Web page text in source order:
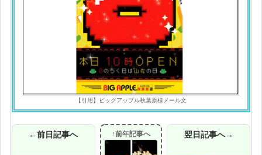
【引用】ビッグアップル秋葉原様メール文
←前日記事へ ↑前年記事へ 翌日記事へ→